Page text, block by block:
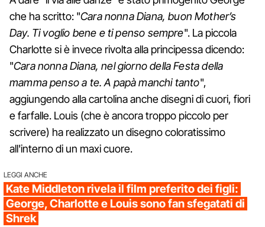
che ha scritto: "Cara nonna Diana, buon Mother’s
Day. Ti voglio bene e ti penso sempre". La piccola
Charlotte si è invece rivolta alla principessa dicendo:
"Cara nonna Diana, nel giorno della Festa della
mamma penso a te. A papà manchi tanto",
aggiungendo alla cartolina anche disegni di cuori, fiori
e farfalle. Louis (che è ancora troppo piccolo per
scrivere) ha realizzato un disegno coloratissimo
all'interno di un maxi cuore.
LEGGI ANCHE
Kate Middleton rivela il film preferito dei figli:
George, Charlotte e Louis sono fan sfegatati di
Shrek